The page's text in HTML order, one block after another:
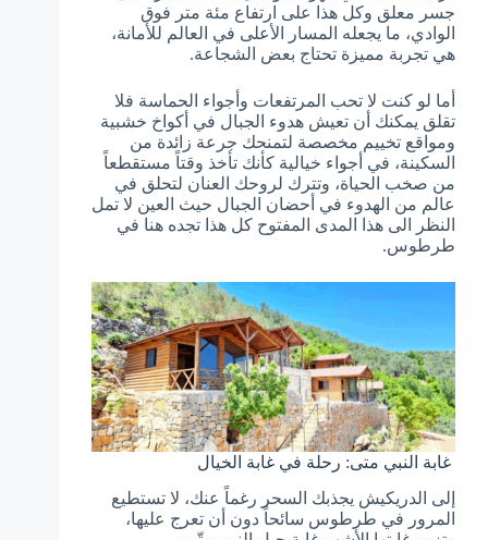
جسر معلق وكل هذا على ارتفاع مئة متر فوق
الوادي، ما يجعله المسار الأعلى في العالم للأمانة،
هي تجربة مميزة تحتاج بعض الشجاعة.
أما لو كنت لا تحب المرتفعات وأجواء الحماسة فلا
تقلق يمكنك أن تعيش هدوء الجبال في أكواخ خشبية
ومواقع تخييم مخصصة لتمنحك جرعة زائدة من
السكينة، في أجواء خيالية كأنك تأخذ وقتاً مستقطعاً
من صخب الحياة، وتترك لروحك العنان لتحلق في
عالم من الهدوء في أحضان الجبال حيث العين لا تمل
النظر الى هذا المدى المفتوح كل هذا تجده هنا في
طرطوس.
غابة النبي متى: رحلة في غابة الخيال
إلى الدريكيش يجذبك السحر رغماً عنك، لا تستطيع
المرور في طرطوس سائحاً دون أن تعرج عليها،